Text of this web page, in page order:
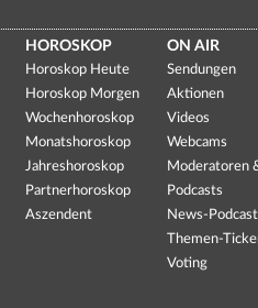
HOROSKOP
Horoskop Heute
Horoskop Morgen
Wochenhoroskop
Monatshoroskop
Jahreshoroskop
Partnerhoroskop
Aszendent
ON AIR
Sendungen
Aktionen
Videos
Webcams
Moderatoren
Podcasts
News-Podcast
Themen-
Voting